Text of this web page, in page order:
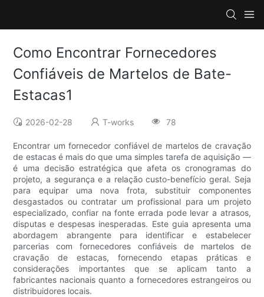
Como Encontrar Fornecedores
Confiáveis ​​de Martelos de Bate-
Estacas1
2026-02-28 T-works 78
Encontrar um fornecedor confiável de martelos de cravação
de estacas é mais do que uma simples tarefa de aquisição —
é uma decisão estratégica que afeta os cronogramas do
projeto, a segurança e a relação custo-benefício geral. Seja
para equipar uma nova frota, substituir componentes
desgastados ou contratar um profissional para um projeto
especializado, confiar na fonte errada pode levar a atrasos,
disputas e despesas inesperadas. Este guia apresenta uma
abordagem abrangente para identificar e estabelecer
parcerias com fornecedores confiáveis ​​de martelos de
cravação de estacas, fornecendo etapas práticas e
considerações importantes que se aplicam tanto a
fabricantes nacionais quanto a fornecedores estrangeiros ou
distribuidores locais.